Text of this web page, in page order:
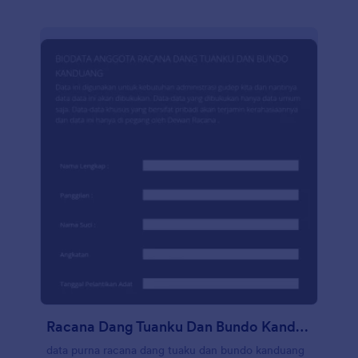
Racana Dang Tuanku Dan Bundo Kanduang
data purna racana dang tuaku dan bundo kanduang